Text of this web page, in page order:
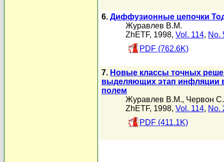
6. Диффузионные цепочки
Журавлев В.М.
ZhETF, 1998, Vol. 114, No.
PDF (762.6K)
7. Новые классы точных
выделяющих этап инфляции
полем
Журавлев В.М., Червон
ZhETF, 1998, Vol. 114, No.
PDF (411.1K)